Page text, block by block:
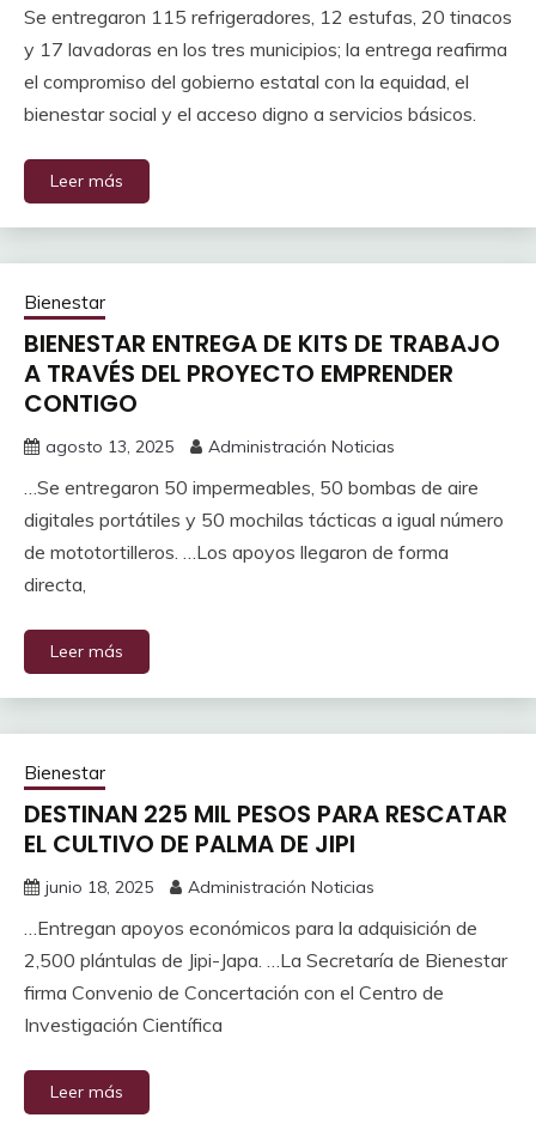
Se entregaron 115 refrigeradores, 12 estufas, 20 tinacos
y 17 lavadoras en los tres municipios; la entrega reafirma
el compromiso del gobierno estatal con la equidad, el
bienestar social y el acceso digno a servicios básicos.
Leer más
Bienestar
BIENESTAR ENTREGA DE KITS DE TRABAJO
A TRAVÉS DEL PROYECTO EMPRENDER
CONTIGO
agosto 13, 2025 Administración Noticias
…Se entregaron 50 impermeables, 50 bombas de aire
digitales portátiles y 50 mochilas tácticas a igual número
de mototortilleros. …Los apoyos llegaron de forma
directa,
Leer más
Bienestar
DESTINAN 225 MIL PESOS PARA RESCATAR
EL CULTIVO DE PALMA DE JIPI
junio 18, 2025 Administración Noticias
…Entregan apoyos económicos para la adquisición de
2,500 plántulas de Jipi-Japa. …La Secretaría de Bienestar
firma Convenio de Concertación con el Centro de
Investigación Científica
Leer más